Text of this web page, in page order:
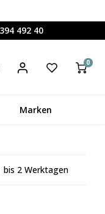
492 40
0
Marken
bis 2 Werktagen